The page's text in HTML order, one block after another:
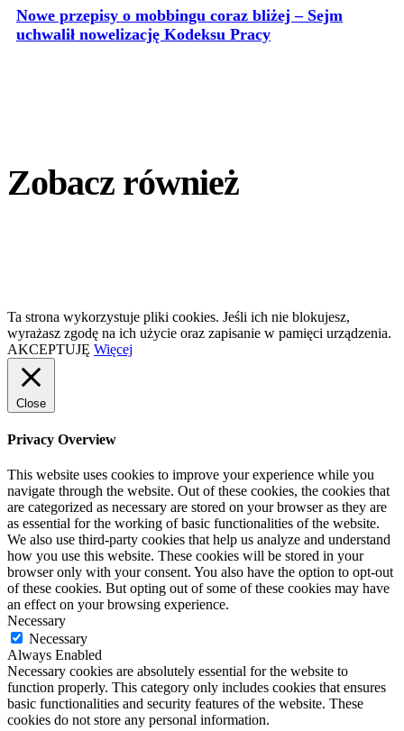
Nowe przepisy o mobbingu coraz bliżej – Sejm
uchwalił nowelizację Kodeksu Pracy
Zobacz również
Ta strona wykorzystuje pliki cookies. Jeśli ich nie blokujesz,
wyrażasz zgodę na ich użycie oraz zapisanie w pamięci urządzenia.
AKCEPTUJĘ Więcej
Close
Privacy Overview
This website uses cookies to improve your experience while you
navigate through the website. Out of these cookies, the cookies that
are categorized as necessary are stored on your browser as they are
as essential for the working of basic functionalities of the website.
We also use third-party cookies that help us analyze and understand
how you use this website. These cookies will be stored in your
browser only with your consent. You also have the option to opt-out
of these cookies. But opting out of some of these cookies may have
an effect on your browsing experience.
Necessary
Necessary
Always Enabled
Necessary cookies are absolutely essential for the website to
function properly. This category only includes cookies that ensures
basic functionalities and security features of the website. These
cookies do not store any personal information.